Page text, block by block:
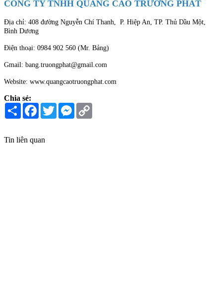
CÔNG TY TNHH QUẢNG CÁO TRƯỜNG PHÁT
Địa chỉ: 408 đường Nguyễn Chí Thanh, P. Hiệp An, TP. Thủ Dầu Một,
Bình Dương
Điện thoại: 0984 902 560 (Mr. Bảng)
Gmail: bang.truongphat@gmail.com
Website: www.quangcaotruongphat.com
Chia sẻ:
Share Facebook
TwitterMessenger
Tin liên quan